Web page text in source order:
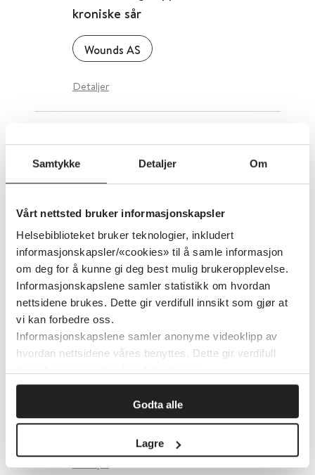
Samtykke Detaljer Om
Vårt nettsted bruker informasjonskapsler
Helsebiblioteket bruker teknologier, inkludert
informasjonskapsler/«cookies» til å samle informasjon
om deg for å kunne gi deg best mulig brukeropplevelse.
Informasjonskapslene samler statistikk om hvordan
nettsidene brukes. Dette gir verdifull innsikt som gjør at
vi kan forbedre oss.
Informasjonskapslene samler anonyme videoklipp av
hvordan nettsidene våres benyttes. Dette gir verdifull
Godta alle
Lagre
kroniske sår
Wounds AS
Detaljer
Detaljer
Baklofen ved alkoholabstinens
Cochrane Library 2019
Detaljer
Bagging med ansiktsmaske
The New England Journal of Medicine 2017